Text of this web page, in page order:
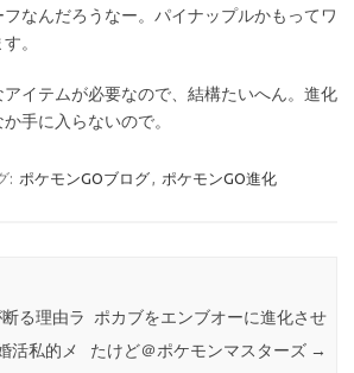
なんだろうなー。パイナップルかもってワ
。
イテムが必要なので、結構たいへん。進化
手に入らないので。
: ポケモンGOブログ, ポケモンGO進化
る理由ラ
活私的メ
ポカブをエンブオーに進化させ
たけど＠ポケモンマスターズ →